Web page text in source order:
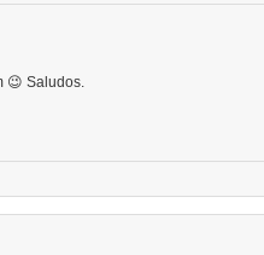
😉 Saludos.